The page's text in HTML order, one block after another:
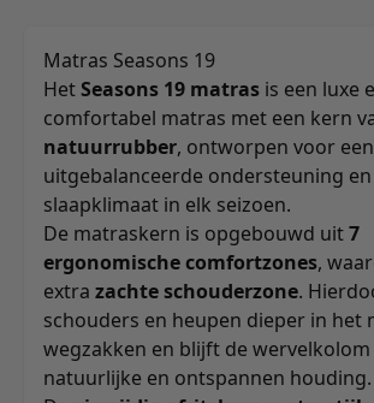
Matras Seasons 19
HetSeasons 19 matras is een luxe
comfortabel matras met een kern
natuurrubber, ontworpen voor
uitgebalanceerde ondersteuning
slaapklimaat in elk seizoen.
De matraskern is opgebouwd uit7
ergonomische comfortzones,
extra zachte schouderzone.
schouders en heupen dieper in het
wegzakken en blijft de wervelkolom
natuurlijke en ontspannen houding.